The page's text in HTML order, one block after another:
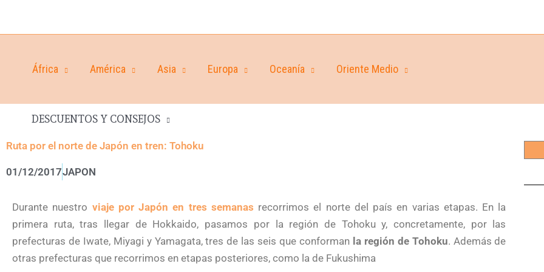
África América Asia Europa Oceanía Oriente Medio
DESCUENTOS Y CONSEJOS
Ruta por el norte de Japón en tren: Tohoku
01/12/2017JAPON
Durante nuestro viaje por Japón en tres semanas recorrimos el norte del país en varias etapas. En la
primera ruta, tras llegar de Hokkaido, pasamos por la región de Tohoku y, concretamente, por las
prefecturas de Iwate, Miyagi y Yamagata, tres de las seis que conforman la región de Tohoku. Además de
otras prefecturas que recorrimos en etapas posteriores, como la de Fukushima